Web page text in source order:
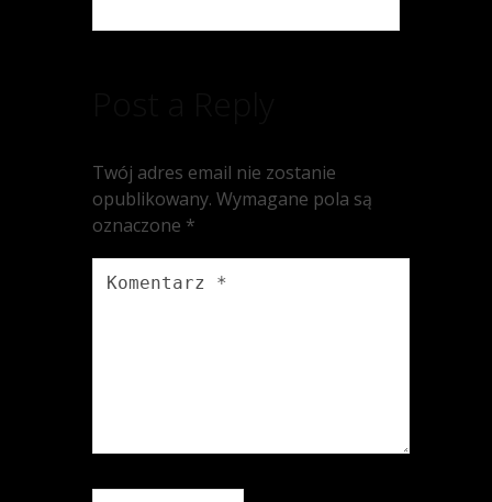
Twój adres email nie zostanie
opublikowany. Wymagane pola są
oznaczone *